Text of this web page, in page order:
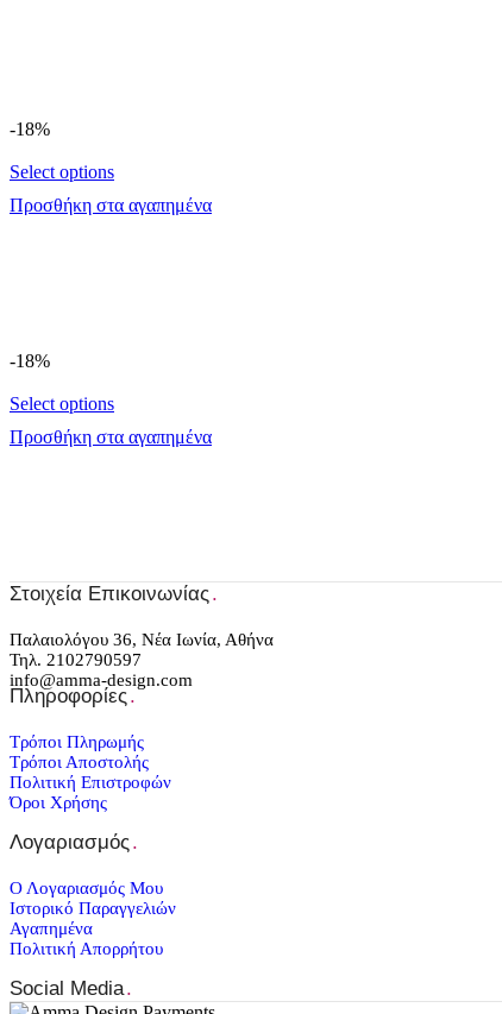
-18%
Select options
Προσθήκη στα αγαπημένα
-18%
Select options
Προσθήκη στα αγαπημένα
Στοιχεία Επικοινωνίας.
Παλαιολόγου 36, Νέα Ιωνία, Αθήνα
Τηλ. 2102790597
info@amma-design.com
Πληροφορίες.
Τρόποι Πληρωμής
Τρόποι Αποστολής
Πολιτική Επιστροφών
Όροι Χρήσης
Λογαριασμός.
Ο Λογαριασμός Μου
Ιστορικό Παραγγελιών
Αγαπημένα
Πολιτική Απορρήτου
Social Media.